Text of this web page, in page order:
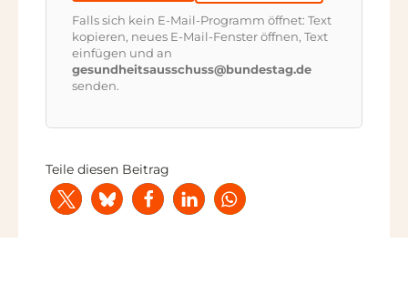
Falls sich kein E-Mail-Programm öffnet: Text
kopieren, neues E-Mail-Fenster öffnen, Text
einfügen und an
gesundheitsausschuss@bundestag.de
senden.
Teile diesen Beitrag